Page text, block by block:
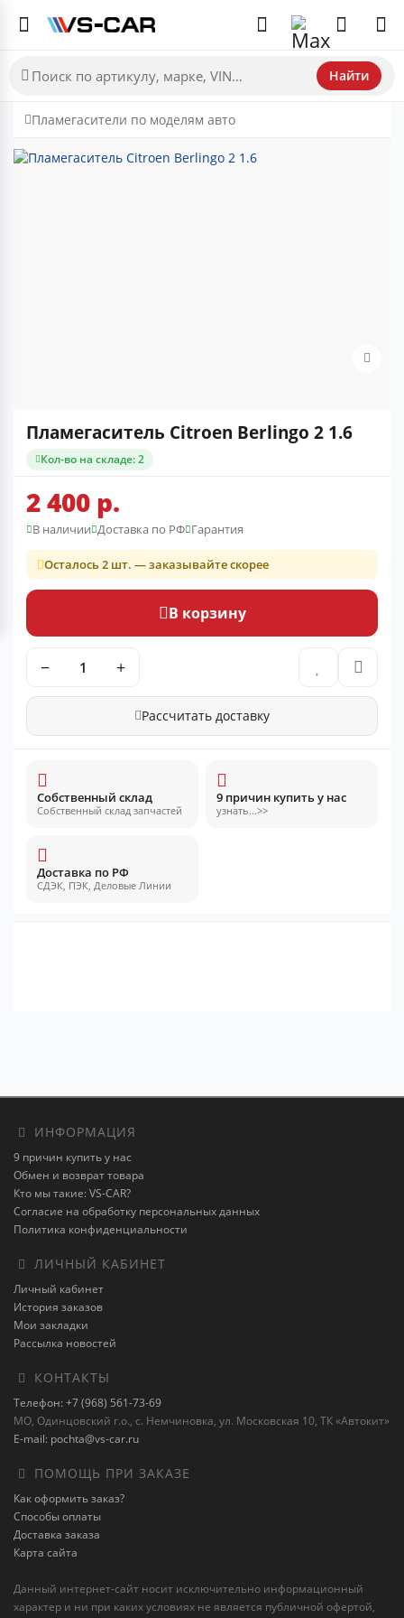
Найти
Пламегасители по моделям авто
Пламегаситель Citroen Berlingo 2 1.6
Кол-во на складе: 2
2 400 р.
В наличии Доставка по РФ Гарантия
Осталось 2 шт. — заказывайте скорее
В корзину
− +
Рассчитать доставку
Собственный склад
Собственный склад запчастей
9 причин купить у нас
узнать...>>
Доставка по РФ
СДЭК, ПЭК, Деловые Линии
ИНФОРМАЦИЯ
9 причин купить у нас
Обмен и возврат товара
Кто мы такие: VS-CAR?
Согласие на обработку персональных данных
Политика конфиденциальности
ЛИЧНЫЙ КАБИНЕТ
Личный кабинет
История заказов
Мои закладки
Рассылка новостей
КОНТАКТЫ
Телефон: +7 (968) 561-73-69
МО, Одинцовский г.о., с. Немчиновка, ул. Московская 10, ТК «Автокит»
E-mail: pochta@vs-car.ru
ПОМОЩЬ ПРИ ЗАКАЗЕ
Как оформить заказ?
Способы оплаты
Доставка заказа
Карта сайта
Данный интернет-сайт носит исключительно информационный
характер и ни при каких условиях не является публичной офертой,